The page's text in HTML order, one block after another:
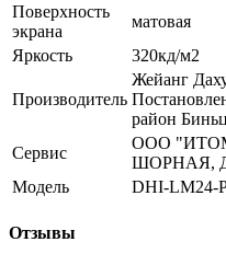
Поверхность
экрана
матовая
Яркость
320кд/м2
Производитель
Жейанг
район
Сервис
ООО
ШОРНАЯ,
Модель
DHI-LM24-
Отзывы